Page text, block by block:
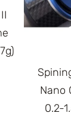
Nano
0.2-